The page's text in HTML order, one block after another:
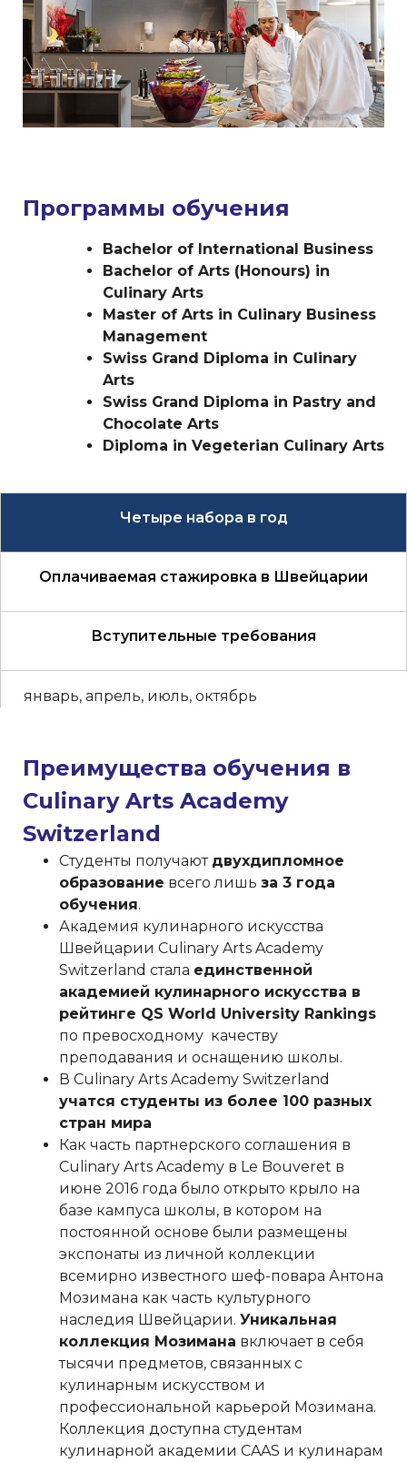
Программы обучения
Bachelor of International Business
Bachelor of Arts (Honours) in
Culinary Arts
Master of Arts in Culinary Business
Management
Swiss Grand Diploma in Culinary
Arts
Swiss Grand Diploma in Pastry and
Chocolate Arts
Diploma in Vegeterian Culinary Arts
Четыре набора в год
Оплачиваемая стажировка в Швейцарии
Вступительные требования
январь, апрель, июль, октябрь
Преимущества обучения в
Culinary Arts Academy
Switzerland
Студенты получают двухдипломное
образование всего лишь за 3 года
обучения.
Академия кулинарного искусства
Швейцарии Culinary Arts Academy
Switzerland стала единственной
академией кулинарного искусства в
рейтинге QS World University Rankings
по превосходному качеству
преподавания и оснащению школы.
В Culinary Arts Academy Switzerland
учатся студенты из более 100 разных
стран мира
Как часть партнерского соглашения в
Culinary Arts Academy в Le Bouveret в
июне 2016 года было открыто крыло на
базе кампуса школы, в котором на
постоянной основе были размещены
экспонаты из личной коллекции
всемирно известного шеф-повара Антона
Мозимана как часть культурного
наследия Швейцарии. Уникальная
коллекция Мозимана включает в себя
тысячи предметов, связанных с
кулинарным искусством и
профессиональной карьерой Мозимана.
Коллекция доступна студентам
кулинарной академии CAAS и кулинарам